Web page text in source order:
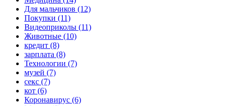
Для мальчиков (12)
Покупки (11)
Видеоприколы (11)
Животные (10)
кредит (8)
зарплата (8)
Технологии (7)
музей (7)
секс (7)
кот (6)
Коронавирус (6)